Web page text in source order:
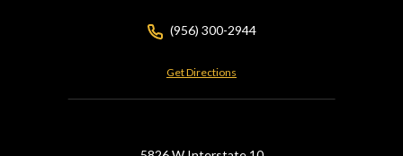
(956) 300-2944
Get Directions